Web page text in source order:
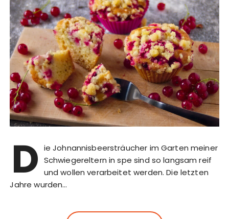
D ie Johnannisbeersträucher im Garten meiner
Schwiegereltern in spe sind so langsam reif
und wollen verarbeitet werden. Die letzten
Jahre wurden…